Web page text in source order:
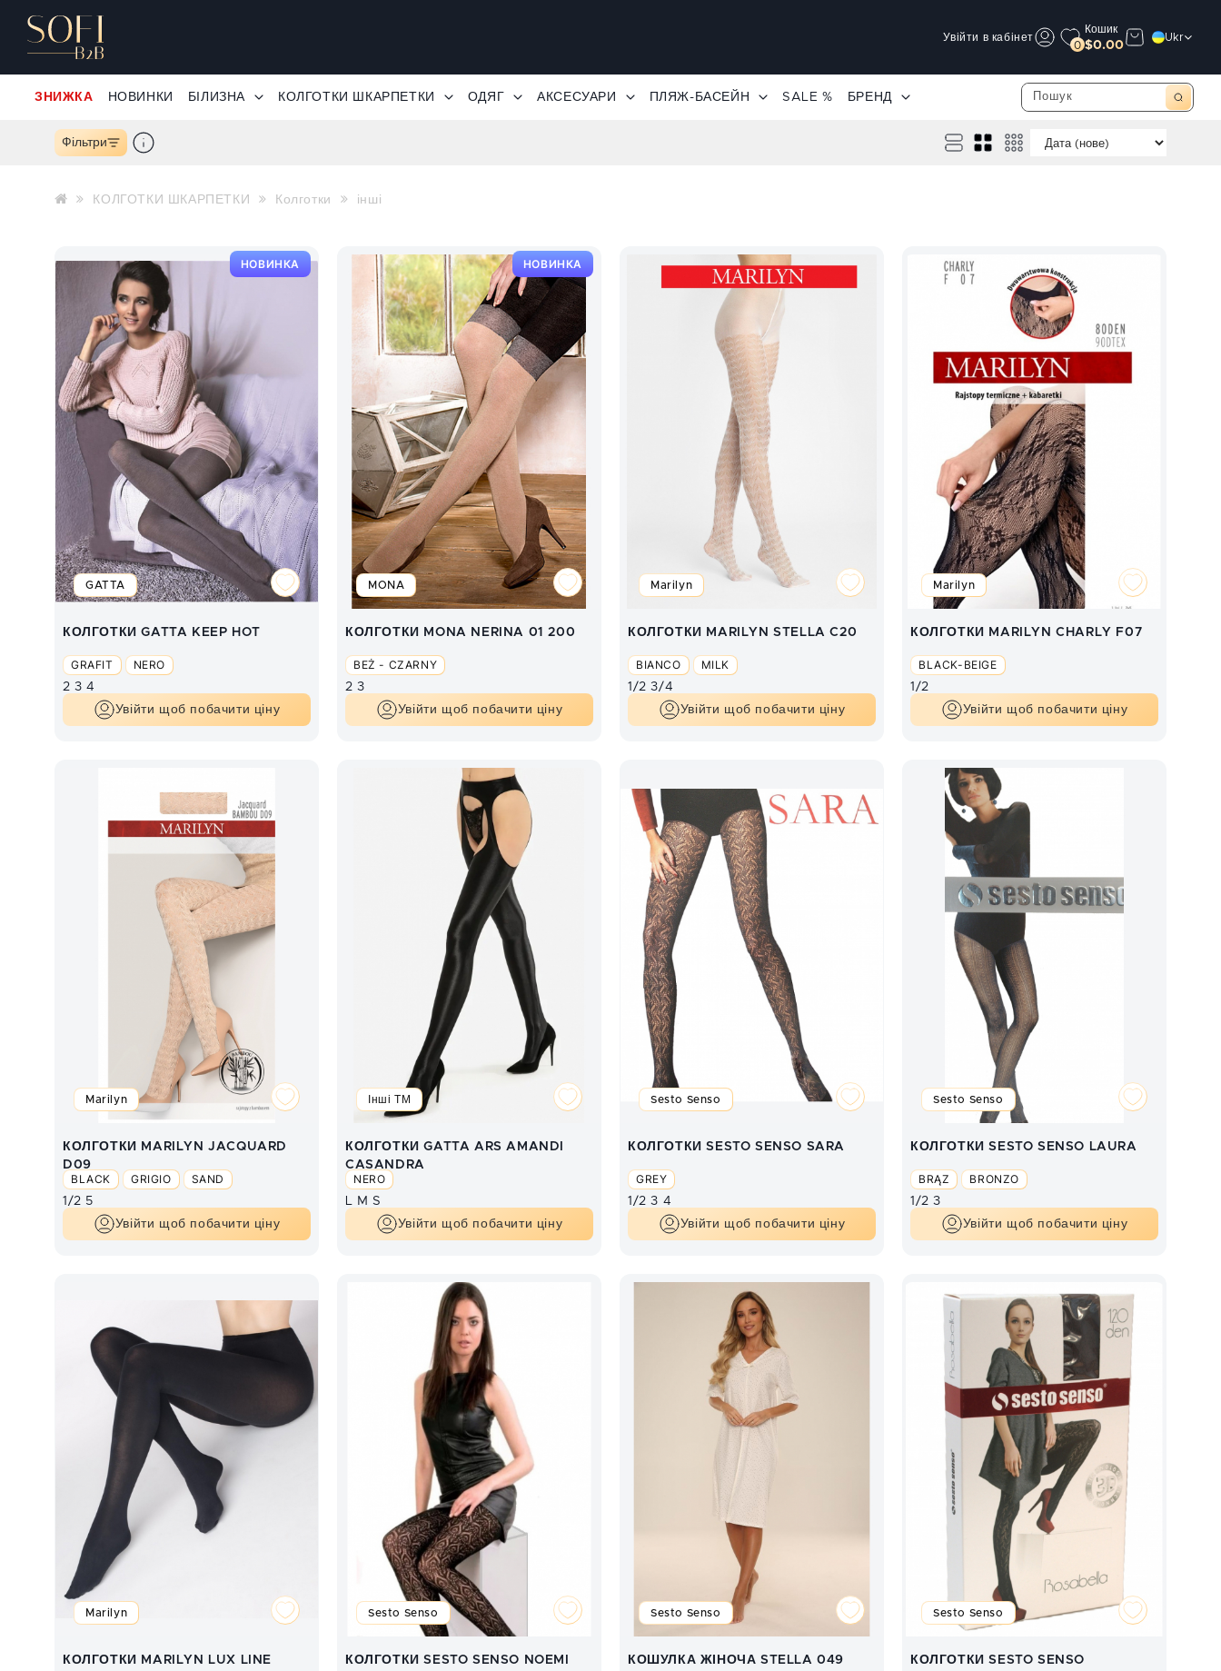
Увійти в кабінет
0
Кошик
$0.00
Ukr
ЗНИЖКА НОВИНКИ БІЛИЗНА КОЛГОТКИ ШКАРПЕТКИ ОДЯГ АКСЕСУАРИ ПЛЯЖ-БАСЕЙН SALE % БРЕНД
Фільтри
КОЛГОТКИ ШКАРПЕТКИ Колготки інші
НОВИНКА
GATTA
КОЛГОТКИ GATTA KEEP HOT
GRAFIT NERO
2 3 4
Увійти щоб побачити ціну
НОВИНКА
MONA
КОЛГОТКИ MONA NERINA 01 200
BEŻ - CZARNY
2 3
Увійти щоб побачити ціну
Marilyn
КОЛГОТКИ MARILYN STELLA C20
BIANCO MILK
1/2 3/4
Увійти щоб побачити ціну
Marilyn
КОЛГОТКИ MARILYN CHARLY F07
BLACK-BEIGE
1/2
Увійти щоб побачити ціну
Marilyn
КОЛГОТКИ MARILYN JACQUARD
D09
BLACK GRIGIO SAND
1/2 5
Увійти щоб побачити ціну
Інші ТМ
КОЛГОТКИ GATTA ARS AMANDI
CASANDRA
NERO
L M S
Увійти щоб побачити ціну
Sesto Senso
КОЛГОТКИ SESTO SENSO SARA
GREY
1/2 3 4
Увійти щоб побачити ціну
Sesto Senso
КОЛГОТКИ SESTO SENSO LAURA
BRĄZ BRONZO
1/2 3
Увійти щоб побачити ціну
Marilyn
КОЛГОТКИ MARILYN LUX LINE
Sesto Senso
КОЛГОТКИ SESTO SENSO NOEMI
Sesto Senso
КОШУЛКА ЖІНОЧА STELLA 049
Sesto Senso
КОЛГОТКИ SESTO SENSO